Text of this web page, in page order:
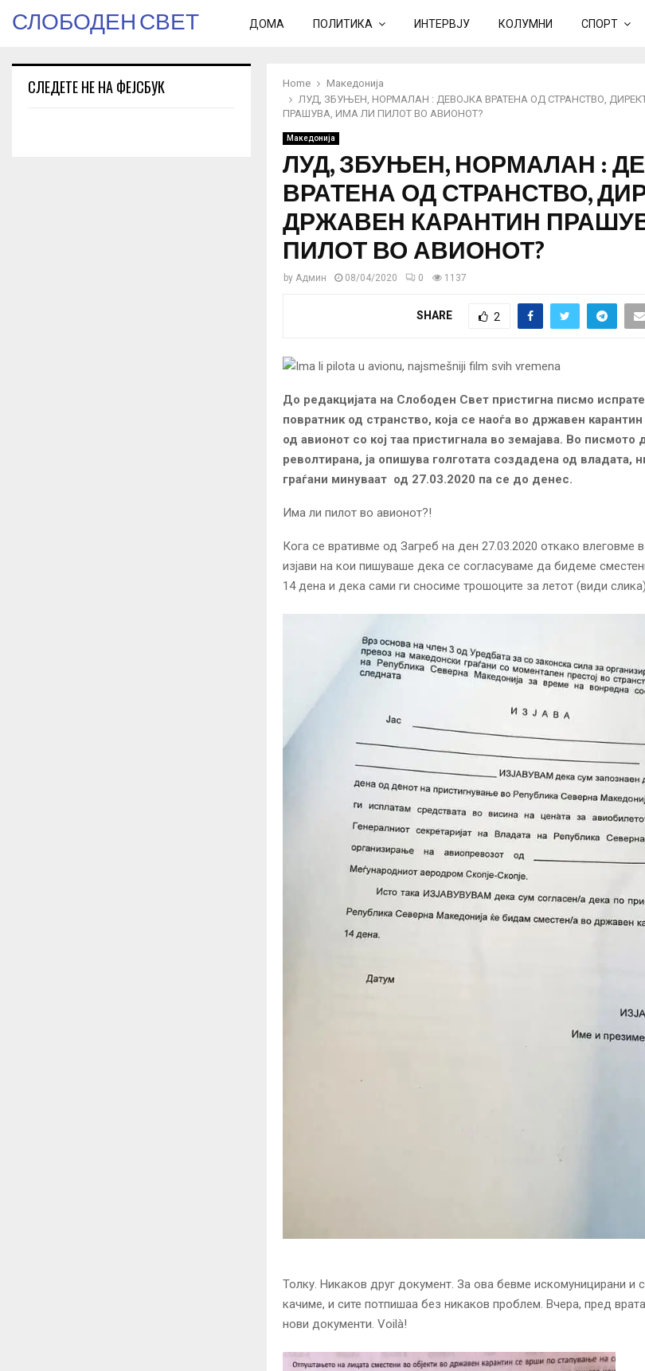
СЛОБОДЕН СВЕТ ДОМА ПОЛИТИКА ИНТЕРВЈУ КОЛУМНИ СПОРТ
Home
Македонија
ЛУД, ЗБУЊЕН, НОРМАЛАН : ДЕВОЈКА ВРАТЕНА ОД СТРАНСТВО,
ПРАШУВА, ИМА ЛИ ПИЛОТ ВО АВИОНОТ?
Македонија
ЛУД, ЗБУЊЕН, НОРМАЛАН :
ВРАТЕНА ОД СТРАНСТВО,
ДРЖАВЕН КАРАНТИН
ПИЛОТ ВО АВИОНОТ?
by Админ 08/04/2020 0 1137
SHARE 2
До редакцијата на Слободен Свет пристигна писмо
повратник од странство, која се наоѓа во државен
од авионот со кој таа пристигнала во земајава. Во писмото
револтирана, ја опишува голготата создадена од владата,
граѓани минуваат од 27.03.2020 па се до денес.
Има ли пилот во авионот?!
Кога се вративме од Загреб на ден 27.03.2020 откако влеговме
изјави на кои пишуваше дека се согласуваме да бидеме
14 дена и дека сами ги сносиме трошоците за летот (види слика).
Толку. Никаков друг документ. За ова бевме искомуницирани и
качиме, и сите потпишаа без никаков проблем. Вчера, пред
нови документи. Voilà!
СЛЕДЕТЕ НЕ НА ФЕЈСБУК